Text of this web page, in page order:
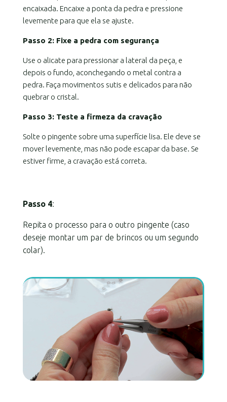
encaixada. Encaixe a ponta da pedra e pressione
levemente para que ela se ajuste.
Passo 2: Fixe a pedra com segurança
Use o alicate para pressionar a lateral da peça, e
depois o fundo, aconchegando o metal contra a
pedra. Faça movimentos sutis e delicados para não
quebrar o cristal.
Passo 3: Teste a firmeza da cravação
Solte o pingente sobre uma superfície lisa. Ele deve se
mover levemente, mas não pode escapar da base. Se
estiver firme, a cravação está correta.
Passo 4:
Repita o processo para o outro pingente (caso
deseje montar um par de brincos ou um segundo
colar).